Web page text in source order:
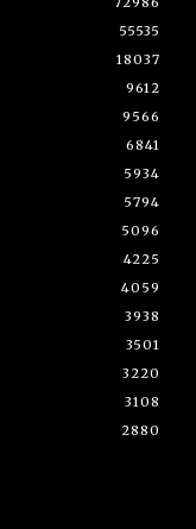
55535
18037
9612
9566
6841
5934
5794
5096
4225
4059
3938
3501
3220
3108
2880